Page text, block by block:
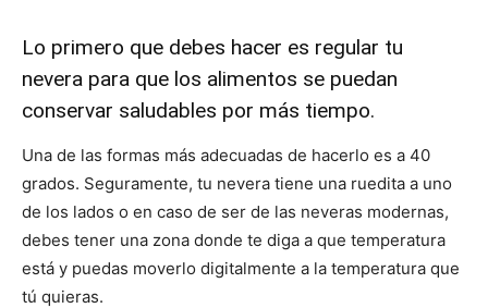
Recetas
Lo primero que debes hacer es regular tu
nevera para que los alimentos se puedan
conservar saludables por más tiempo.
Una de las formas más adecuadas de hacerlo es a 40
grados. Seguramente, tu nevera tiene una ruedita a uno
de los lados o en caso de ser de las neveras modernas,
debes tener una zona donde te diga a que temperatura
está y puedas moverlo digitalmente a la temperatura que
tú quieras.